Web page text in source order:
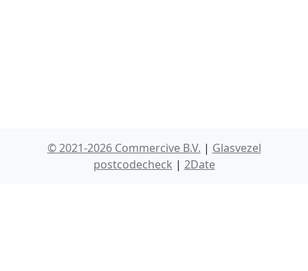
© 2021-2026 Commercive B.V. | Glasvezel
postcodecheck | 2Date